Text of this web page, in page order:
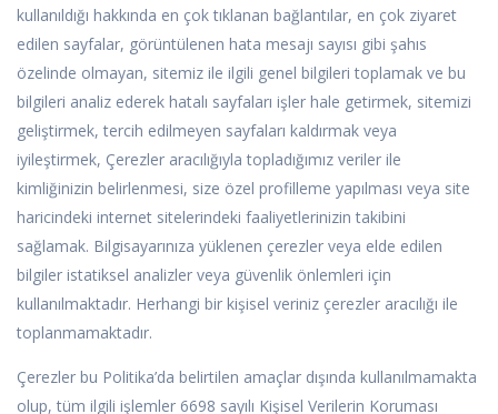
kullanıldığı hakkında en çok tıklanan bağlantılar, en çok ziyaret
edilen sayfalar, görüntülenen hata mesajı sayısı gibi şahıs
özelinde olmayan, sitemiz ile ilgili genel bilgileri toplamak ve bu
bilgileri analiz ederek hatalı sayfaları işler hale getirmek, sitemizi
geliştirmek, tercih edilmeyen sayfaları kaldırmak veya
iyileştirmek, Çerezler aracılığıyla topladığımız veriler ile
kimliğinizin belirlenmesi, size özel profilleme yapılması veya site
haricindeki internet sitelerindeki faaliyetlerinizin takibini
sağlamak. Bilgisayarınıza yüklenen çerezler veya elde edilen
bilgiler istatiksel analizler veya güvenlik önlemleri için
kullanılmaktadır. Herhangi bir kişisel veriniz çerezler aracılığı ile
toplanmamaktadır.
Çerezler bu Politika’da belirtilen amaçlar dışında kullanılmamakta
olup, tüm ilgili işlemler 6698 sayılı Kişisel Verilerin Koruması